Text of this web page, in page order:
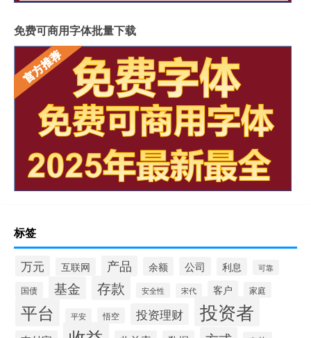
免费可商用字体批量下载
标签
万元 互联网 产品 余额 公司 利息 可靠
国债 基金 存款 安全性 宋代 客户 家庭
平台 平安 悟空 投资理财 投资者